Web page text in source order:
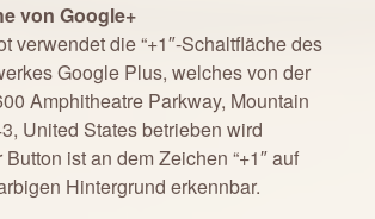
von Google+
verwendet die “+1″-Schaltfläche des
Google Plus, welches von der
Amphitheatre Parkway, Mountain
United States betrieben wird
Button ist an dem Zeichen “+1″ auf
Hintergrund erkennbar.